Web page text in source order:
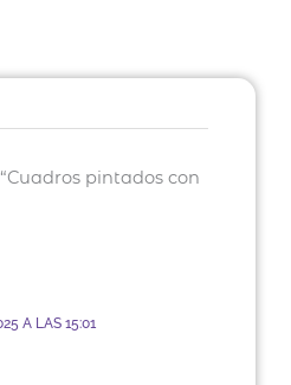
pintados con
A LAS 15:01